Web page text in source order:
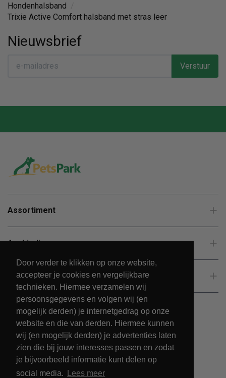
Door verder te klikken op onze website,
accepteer je cookies en vergelijkbare
technieken. Hiermee verzamelen wij
persoonsgegevens en volgen wij (en
mogelijk derden) je internetgedrag op onze
website en die van derden. Hiermee kunnen
wij (en mogelijk derden) je advertenties laten
zien die bij jouw interesses passen en zodat
je bijvoorbeeld informatie kunt delen op
social media.
Lees meer
Hondenhalsband
Trixie Active Comfort halsband met stras leer
Nieuwsbrief
Verstuur
Assortiment
Aanbiedingen
Klantenservice